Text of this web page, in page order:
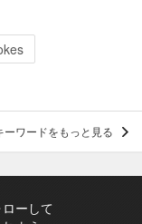
ーワードをもっと見る
ーして